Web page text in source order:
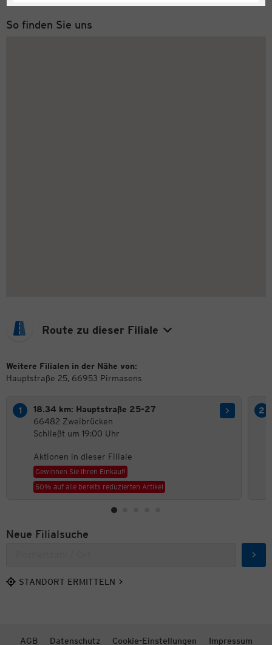
So finden Sie uns
Route zu dieser Filiale
Weitere Filialen in der Nähe von:
Hauptstraße 25, 66953 Pirmasens
18.34 km: Hauptstraße 25-27
66482 Zweibrücken
Schließt um 19:00 Uhr
Aktionen in dieser Filiale
Gewinnen Sie Ihren Einkauf!
50% auf alle bereits reduzierten Artikel
Neue Filialsuche
STANDORT ERMITTELN
AGB Datenschutz Cookie-Einstellungen Impressum